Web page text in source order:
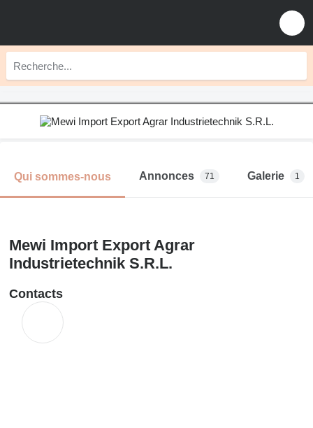
Qui sommes-nous Annonces 71 Galerie 1
Mewi Import Export Agrar
Industrietechnik S.R.L.
Contacts